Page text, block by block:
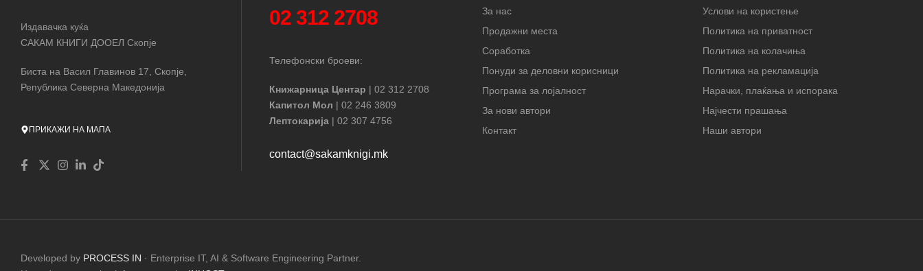
Издавачка куќа
САКАМ КНИГИ ДООЕЛ Скопје
Биста на Васил Главинов 17, Скопје,
Република Северна Македонија
ПРИКАЖИ НА МАПА
02 312 2708
Телефонски броеви:
Книжарница Центар | 02 312 2708
Капитол Мол | 02 246 3809
Лептокарија | 02 307 4756
contact@sakamknigi.mk
За нас
Продажни места
Соработка
Понуди за деловни корисници
Програма за лојалност
За нови автори
Контакт
Услови на користење
Политика на приватност
Политика на колачиња
Политика на рекламација
Нарачки, плаќања и испорака
Најчести прашања
Наши автори
Developed by PROCESS IN · Enterprise IT, AI & Software Engineering Partner.